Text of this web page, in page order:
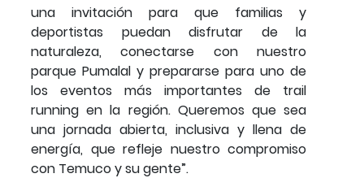
una invitación para que familias y
deportistas puedan disfrutar de la
naturaleza, conectarse con nuestro
parque Pumalal y prepararse para uno de
los eventos más importantes de trail
running en la región. Queremos que sea
una jornada abierta, inclusiva y llena de
energía, que refleje nuestro compromiso
con Temuco y su gente”.